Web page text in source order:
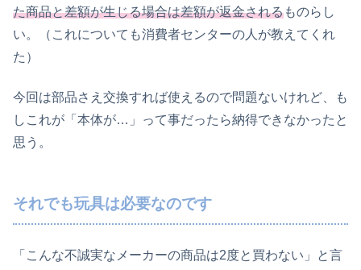
た商品と差額が生じる場合は差額が返金されるものらし
い。（これについても消費者センターの人が教えてくれ
た）
今回は部品さえ交換すれば使えるので問題ないけれど、も
しこれが「本体が…」って事だったら納得できなかったと
思う。
それでも玩具は必要なのです
「こんな不誠実なメーカーの商品は2度と買わない」と言